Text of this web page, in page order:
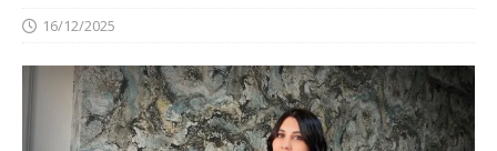
16/12/2025